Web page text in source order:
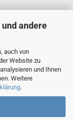
andere
auch von
Website zu
und Ihnen
Weitere
.